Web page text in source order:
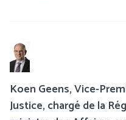
Koen Geens, Vice-
Justice, chargé de la